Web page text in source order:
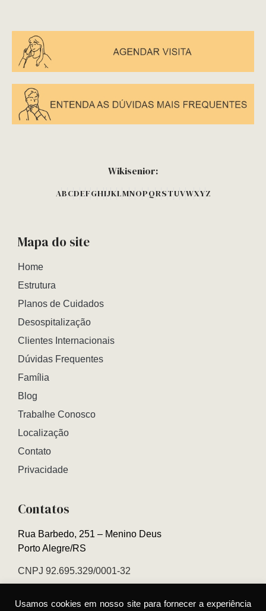
Wikisenior:
ABCDEFGHIJKLMNOPQRSTUVWXYZ
Mapa do site
Home
Estrutura
Planos de Cuidados
Desospitalização
Clientes Internacionais
Dúvidas Frequentes
Família
Blog
Trabalhe Conosco
Localização
Contato
Privacidade
Contatos
Rua Barbedo, 251 – Menino Deus
Porto Alegre/RS
CNPJ 92.695.329/0001-32
Usamos cookies em nosso site para fornecer a experiência